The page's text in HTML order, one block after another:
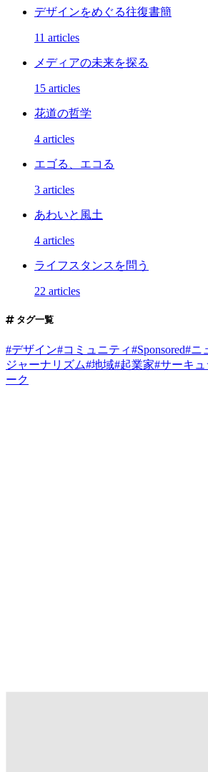
デザインをめぐる往復書簡
11 articles
メディアの未来を探る
15 articles
花道の哲学
4 articles
エゴる、エコる
3 articles
あわいと風土
4 articles
ライフスタンスを問う
22 articles
タグ一覧
#デザイン#コミュニティ#Sponsored#ニ
ジャーナリズム#地域#起業家#サーキ
ーク